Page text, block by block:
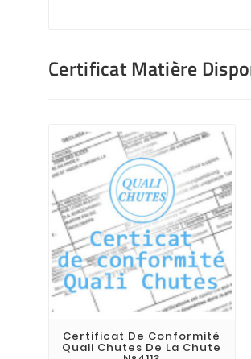
Certificat Matière
Certificat De Conformité
Quali Chutes De La Chute